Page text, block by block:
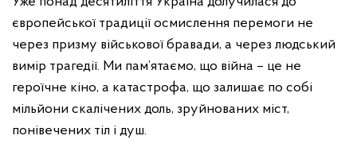
європейської традиції осмислення перемоги не
через призму військової бравади, а через людський
вимір трагедії. Ми пам’ятаємо, що війна – це не
героїчне кіно, а катастрофа, що залишає по собі
мільйони скалічених доль, зруйнованих міст,
понівечених тіл і душ.